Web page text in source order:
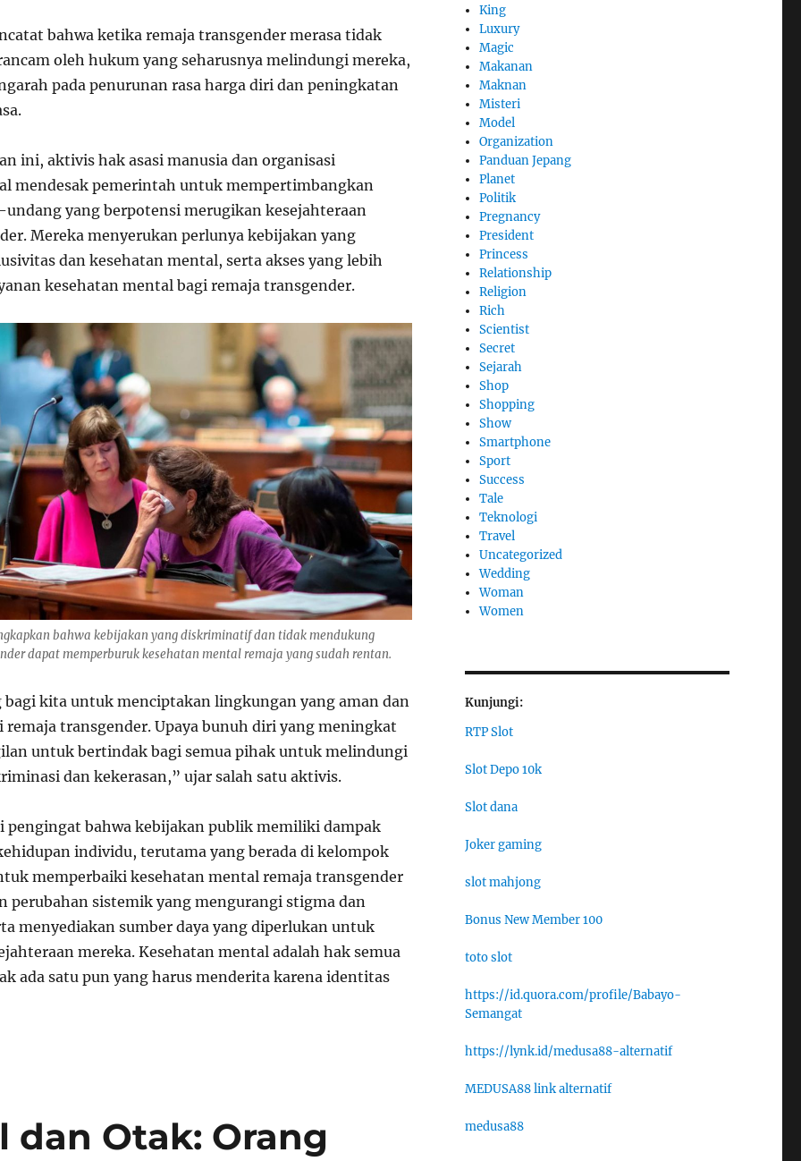
bahwa ketika remaja transgender merasa tidak
oleh hukum yang seharusnya melindungi mereka,
pada penurunan rasa harga diri dan peningkatan
ini, aktivis hak asasi manusia dan organisasi
mendesak pemerintah untuk mempertimbangkan
yang berpotensi merugikan kesejahteraan
Mereka menyerukan perlunya kebijakan yang
dan kesehatan mental, serta akses yang lebih
kesehatan mental bagi remaja transgender.
bahwa kebijakan yang diskriminatif dan tidak mendukung
dapat memperburuk kesehatan mental remaja yang sudah rentan.
bagi kita untuk menciptakan lingkungan yang aman dan
remaja transgender. Upaya bunuh diri yang meningkat
untuk bertindak bagi semua pihak untuk melindungi
dan kekerasan,” ujar salah satu aktivis.
pengingat bahwa kebijakan publik memiliki dampak
individu, terutama yang berada di kelompok
memperbaiki kesehatan mental remaja transgender
perubahan sistemik yang mengurangi stigma dan
menyediakan sumber daya yang diperlukan untuk
mereka. Kesehatan mental adalah hak semua
ada satu pun yang harus menderita karena identitas
dan Otak: Orang
King
Luxury
Magic
Makanan
Maknan
Misteri
Model
Organization
Panduan Jepang
Planet
Politik
Pregnancy
President
Princess
Relationship
Religion
Rich
Scientist
Secret
Sejarah
Shop
Shopping
Show
Smartphone
Sport
Success
Tale
Teknologi
Travel
Uncategorized
Wedding
Woman
Women
Kunjungi:
RTP Slot
Slot Depo 10k
Slot dana
Joker gaming
slot mahjong
Bonus New Member 100
toto slot
https://id.quora.com/profile/Babayo-
Semangat
https://lynk.id/medusa88-alternatif
MEDUSA88 link alternatif
medusa88